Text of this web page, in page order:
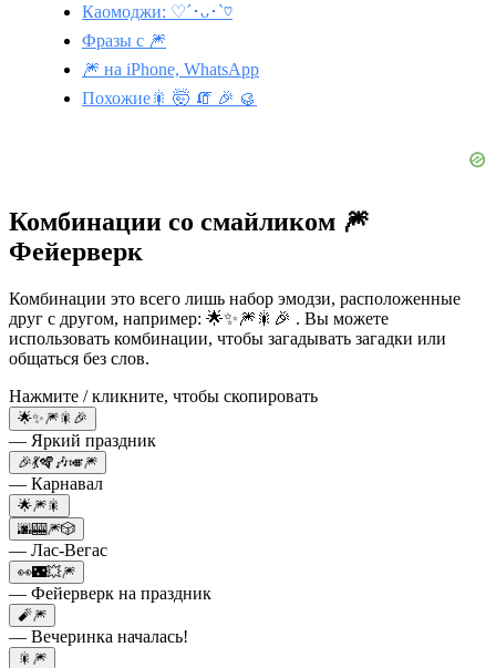
Каомоджи: ♡´･ᴗ･`♡
Фразы с 🎆
🎆 на iPhone, WhatsApp
Похожие🎇 🤯 🧯 🎉 🥮
Комбинации со смайликом 🎆
Фейерверк
Комбинации это всего лишь набор эмодзи, расположенные
друг с другом, например: 🌟✨🎆🎇🎉 . Вы можете
использовать комбинации, чтобы загадывать загадки или
общаться без слов.
Нажмите / кликните, чтобы скопировать
🌟✨🎆🎇🎉
— Яркий праздник
🎉💃🪇🎶🎺🎆
— Карнавал
🌟🎆🎇
🌆🎰🎆🎲
— Лас-Вегас
👀🌃💥🎆
— Фейерверк на праздник
🧨🎆
— Вечеринка началась!
🎇🎆